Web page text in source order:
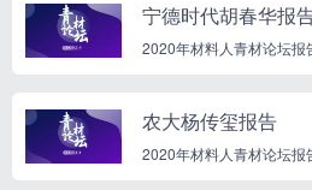
宁德时代胡春华报
2020年材料人青材论坛报
农大杨传玺报告
2020年材料人青材论坛报